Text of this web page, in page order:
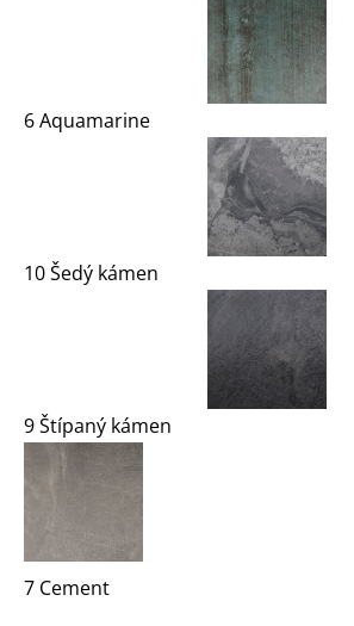
6 Aquamarine
10 Šedý kámen
9 Štípaný kámen
7 Cement